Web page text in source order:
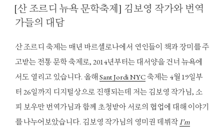
ON
[산 조르디 뉴욕 문학축제] 김보영 작가와 번역
가들의 대담
산 조르디 축제는 매년 바르셀로나에서 연인들이 책과 장미를 주
고받는 전통 문학 축제로, 2014년부터는 대서양을 건너 뉴욕에
서도 열리고 있습니다. 올해 Sant Jordi NYC축제는 4월 19일부
터 26일까지 디지털상으로 진행되는데 저는 김보영 작가님, 소
피 보우만 번역가님과 함께 초청받아 서로의 협업에 대해 이야기
를 나누어보았습니다. 김보영 작가님의 영미권 데뷔작 I’m